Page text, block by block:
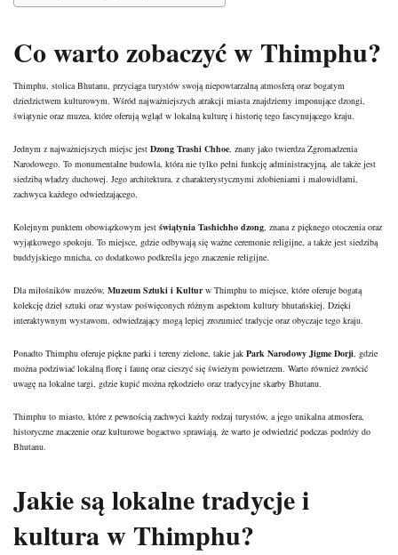
Co warto zobaczyć w Thimphu?
Thimphu, stolica Bhutanu, przyciąga turystów swoją niepowtarzalną atmosferą oraz bogatym
dziedzictwem kulturowym. Wśród najważniejszych atrakcji miasta znajdziemy imponujące dzongi,
świątynie oraz muzea, które oferują wgląd w lokalną kulturę i historię tego fascynującego kraju.
Jednym z najważniejszych miejsc jest Dzong Trashi Chhoe , znany jako twierdza Zgromadzenia
Narodowego. To monumentalne budowla, która nie tylko pełni funkcję administracyjną, ale także jest
siedzibą władzy duchowej. Jego architektura, z charakterystycznymi zdobieniami i malowidłami,
zachwyca każdego odwiedzającego.
Kolejnym punktem obowiązkowym jest świątynia Tashichho dzong , znana z pięknego otoczenia oraz
wyjątkowego spokoju. To miejsce, gdzie odbywają się ważne ceremonie religijne, a także jest siedzibą
buddyjskiego mnicha, co dodatkowo podkreśla jego znaczenie religijne.
Dla miłośników muzeów, Muzeum Sztuki i Kulturw Thimphu to miejsce, które oferuje bogatą
kolekcję dzieł sztuki oraz wystaw poświęconych różnym aspektom kultury bhutańskiej. Dzięki
interaktywnym wystawom, odwiedzający mogą lepiej zrozumieć tradycje oraz obyczaje tego kraju.
Ponadto Thimphu oferuje piękne parki i tereny zielone, takie jak Park Narodowy Jigme Dorji , gdzie
można podziwiać lokalną florę i faunę oraz cieszyć się świeżym powietrzem. Warto również zwrócić
uwagę na lokalne targi, gdzie kupić można rękodzieło oraz tradycyjne skarby Bhutanu.
Thimphu to miasto, które z pewnością zachwyci każdy rodzaj turystów, a jego unikalna atmosfera,
historyczne znaczenie oraz kulturowe bogactwo sprawiają, że warto je odwiedzić podczas podróży do
Bhutanu.
Jakie są lokalne tradycje i
kultura w Thimphu?